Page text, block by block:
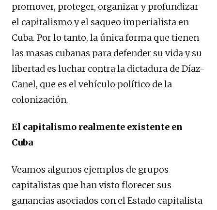
promover, proteger, organizar y profundizar
el capitalismo y el saqueo imperialista en
Cuba. Por lo tanto, la única forma que tienen
las masas cubanas para defender su vida y su
libertad es luchar contra la dictadura de Díaz-
Canel, que es el vehículo político de la
colonización.
El capitalismo realmente existente en
Cuba
Veamos algunos ejemplos de grupos
capitalistas que han visto florecer sus
ganancias asociados con el Estado capitalista